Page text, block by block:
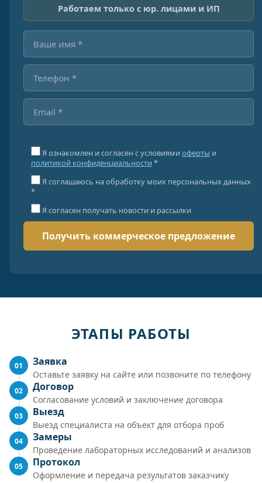
Работаем только с юр. лицами и ИП
Я ознакомлен и согласен с условиями оферты и
политикой конфиденциальности *
Я соглашаюсь на обработку моих персональных данных
*
Я согласен получать новости и рассылки
ЭТАПЫ РАБОТЫ
01 Заявка
Оставьте заявку на сайте или позвоните по телефону
02 Договор
Согласование условий и заключение договора
03 Выезд
Выезд специалиста на объект для отбора проб
04 Замеры
Проведение лабораторных исследований и анализов
05 Протокол
Оформление и передача результатов заказчику